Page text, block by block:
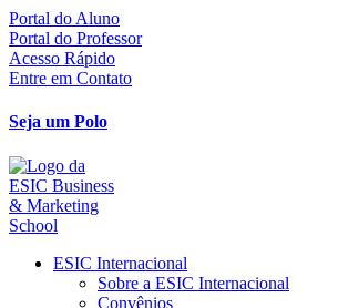
Ir
para
o
conteúdo
Portal do Aluno
Portal do Professor
Acesso Rápido
Entre em Contato
Seja um Polo
ESIC Internacional
Sobre a ESIC Internacional
Convênios